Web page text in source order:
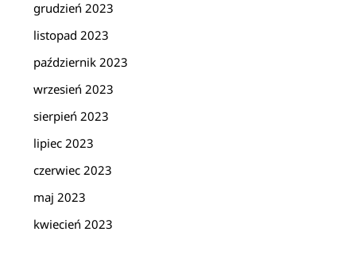
grudzień 2023
listopad 2023
październik 2023
wrzesień 2023
sierpień 2023
lipiec 2023
czerwiec 2023
maj 2023
kwiecień 2023